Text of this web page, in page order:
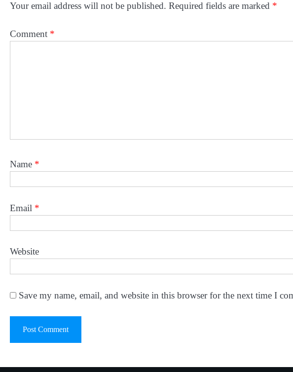
Your email address will not be published. Required fields are marked *
Comment *
Name *
Email *
Website
Save my name, email, and website in this browser for the next time I